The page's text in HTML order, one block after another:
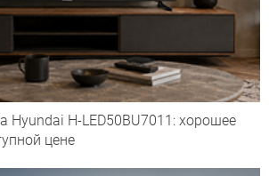
Hyundai H-LED50BU7011: хорошее
цене